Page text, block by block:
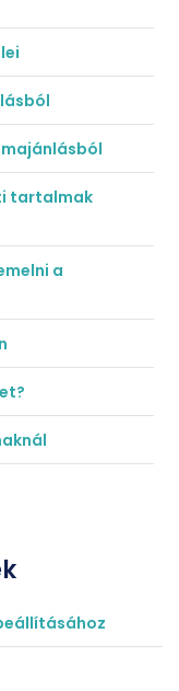
tartalmak
a